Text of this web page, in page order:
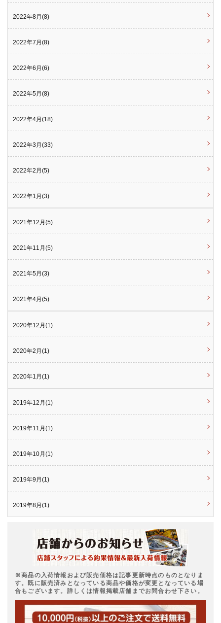
2022年8月(8)
2022年7月(8)
2022年6月(6)
2022年5月(8)
2022年4月(18)
2022年3月(33)
2022年2月(5)
2022年1月(3)
2021年12月(5)
2021年11月(5)
2021年5月(3)
2021年4月(5)
2020年12月(1)
2020年2月(1)
2020年1月(1)
2019年12月(1)
2019年11月(1)
2019年10月(1)
2019年9月(1)
2019年8月(1)
※商品の入荷情報および販売価格は記事更新時点のものとなりま
す。既に販売済みとなっている商品や価格が変更となっている場
合もございます。詳しくは情報掲載店舗までお問合わせ下さい。